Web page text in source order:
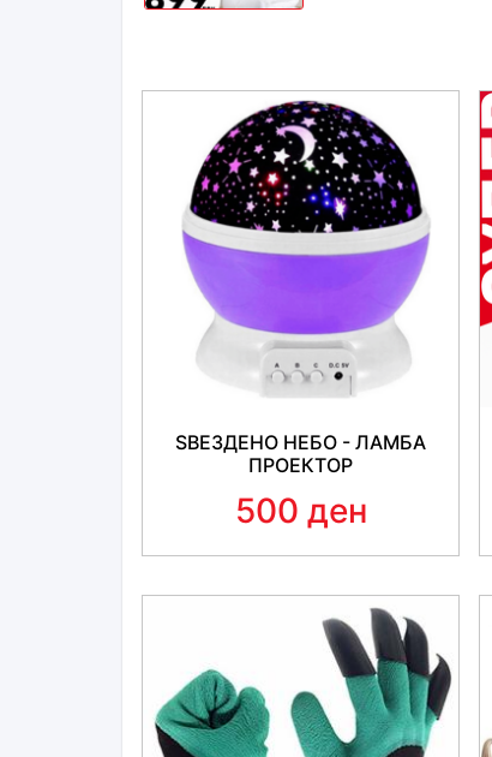
ЅВЕЗДЕНО НЕБО - ЛАМБА
ПРОЕКТОР
500 ден